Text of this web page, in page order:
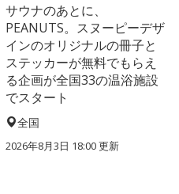
サウナのあとに、
PEANUTS。スヌーピーデザ
インのオリジナルの冊子と
ステッカーが無料でもらえ
る企画が全国33の温浴施設
でスタート
全国
2026年8月3日 18:00更新